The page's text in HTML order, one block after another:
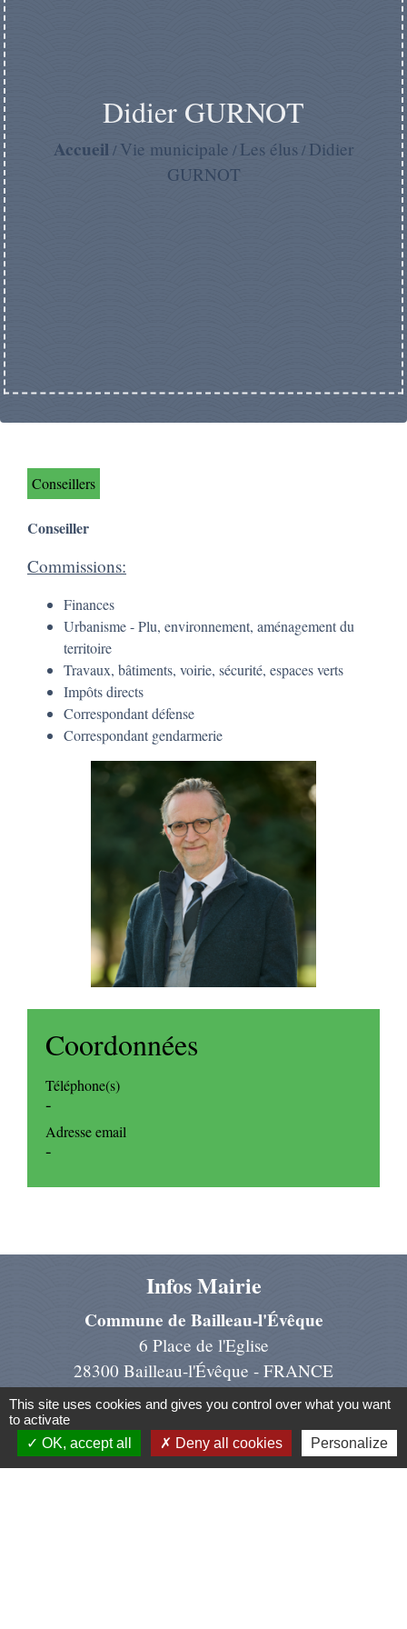
Didier GURNOT
Accueil/ Vie municipale / Les élus/ Didier
GURNOT
Conseillers
Conseiller
Commissions:
Finances
Urbanisme - Plu, environnement, aménagement du
territoire
Travaux, bâtiments, voirie, sécurité, espaces verts
Impôts directs
Correspondant défense
Correspondant gendarmerie
Coordonnées
Téléphone(s)
-
Adresse email
-
Infos Mairie
Commune de Bailleau-l'Évêque
6 Place de l'Eglise
28300 Bailleau-l'Évêque - FRANCE
+33 2 37 22 97 07
Contact par formulaire
This site uses cookies and gives you control over what you want
to activate
OK, accept all
Deny all cookies Personalize